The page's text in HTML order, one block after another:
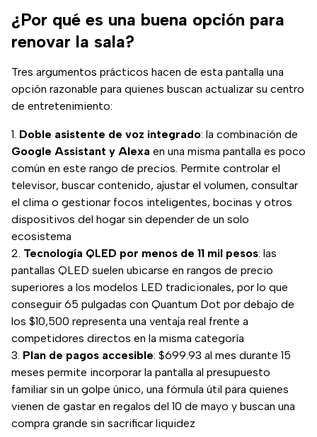
¿Por qué es una buena opción para
renovar la sala?
Tres argumentos prácticos hacen de esta pantalla una
opción razonable para quienes buscan actualizar su centro
de entretenimiento:
Doble asistente de voz integrado: la combinación de
Google Assistant y Alexa en una misma pantalla es poco
común en este rango de precios. Permite controlar el
televisor, buscar contenido, ajustar el volumen, consultar
el clima o gestionar focos inteligentes, bocinas y otros
dispositivos del hogar sin depender de un solo
ecosistema
Tecnología QLED por menos de 11 mil pesos: las
pantallas QLED suelen ubicarse en rangos de precio
superiores a los modelos LED tradicionales, por lo que
conseguir 65 pulgadas con Quantum Dot por debajo de
los $10,500 representa una ventaja real frente a
competidores directos en la misma categoría
Plan de pagos accesible: $699.93 al mes durante 15
meses permite incorporar la pantalla al presupuesto
familiar sin un golpe único, una fórmula útil para quienes
vienen de gastar en regalos del 10 de mayo y buscan una
compra grande sin sacrificar liquidez